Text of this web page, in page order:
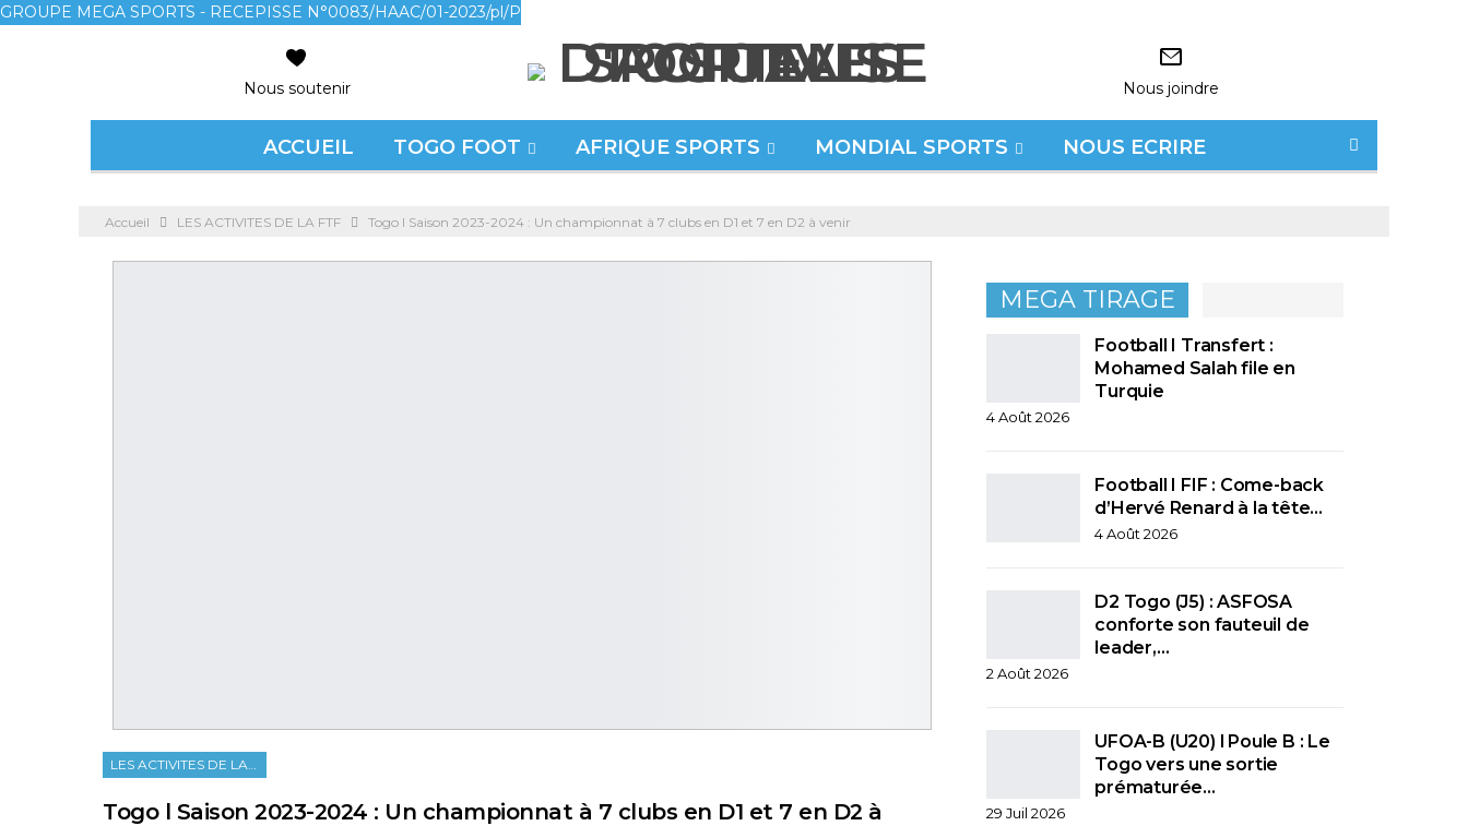
GROUPE MEGA SPORTS - RECEPISSE N°0083/HAAC/01-2023/pl/P
Nous soutenir Nous joindre
ACCUEIL TOGO FOOT AFRIQUE SPORTS MONDIAL SPORTS NOUS ECRIRE
Accueil LES ACTIVITES DE LA FTF Togo l Saison 2023-2024 : Un championnat à 7 clubs en D1 et 7 en D2 à venir
LES ACTIVITES DE LA FTF
Togo l Saison 2023-2024 : Un championnat à 7 clubs en D1 et 7 en D2 à
MEGA TIRAGE
Football I Transfert :
Mohamed Salah file en
Turquie
4 Août 2026
Football I FIF : Come-back
d’Hervé Renard à la tête…
4 Août 2026
D2 Togo (J5) : ASFOSA
conforte son fauteuil de
leader,…
2 Août 2026
UFOA-B (U20) l Poule B : Le
Togo vers une sortie
prématurée…
29 Juil 2026